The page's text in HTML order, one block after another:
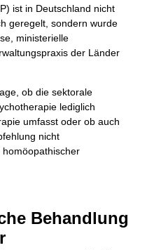
ist in Deutschland nicht
geregelt, sondern wurde
ministerielle
der Länder
ob die sektorale
lediglich
umfasst oder ob auch
nicht
Behandlung